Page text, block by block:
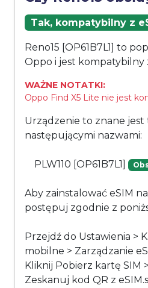
Tak, kompatybilny z
Reno15 [OP61B7L1] to
Oppo i jest kompatybilny
WAŻNE NOTATKI:
Oppo Find X5 Lite nie jest
Urządzenie to znane jest
następującymi nazwami:
PLW110 [OP61B7L1]
Aby zainstalować eSIM
postępuj zgodnie z
Przejdź do Ustawienia >
mobilne > Zarządzanie
Kliknij Pobierz kartę SIM
Zeskanuj kod QR z